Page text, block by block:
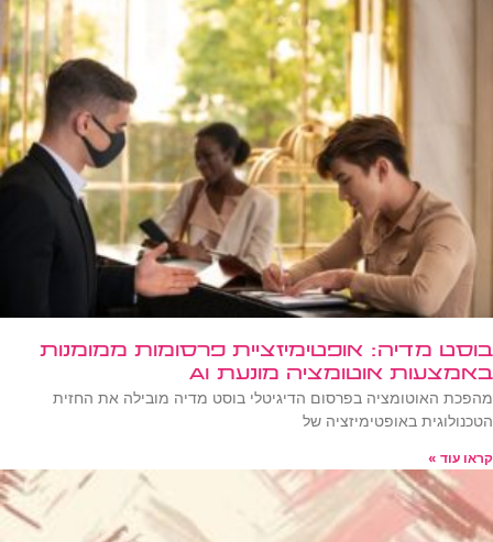
בוסט מדיה: אופטימיזציית פרסומות ממומנות
באמצעות אוטומציה מונעת AI
מהפכת האוטומציה בפרסום הדיגיטלי בוסט מדיה מובילה את החזית
הטכנולוגית באופטימיזציה של
קראו עוד »